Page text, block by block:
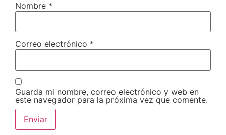
Nombre *
Correo electrónico *
Guarda mi nombre, correo electrónico y web en
este navegador para la próxima vez que comente.